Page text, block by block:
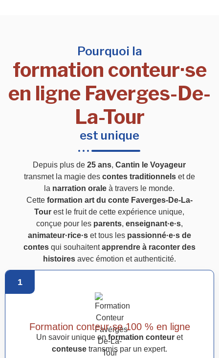
Pourquoi la
formation conteur·se
en ligne Faverges-De-
La-Tour
est unique
Depuis plus de25 ans,Cantin le Voyageur
transmet la magie des contes traditionnelset de
la narration orale à travers le monde.
Cette formation art du conte Faverges-De-La-
Tour est le fruit de cette expérience unique,
conçue pour les parents, enseignant·e·s,
animateur·rice·set tous les passionné·e·s de
contesqui souhaitentapprendre à raconter des
histoiresavec émotion et authenticité.
1
Formation conteur·se 100 % en ligne
Un savoir unique en formation conteur et
conteuse transmis par un expert.